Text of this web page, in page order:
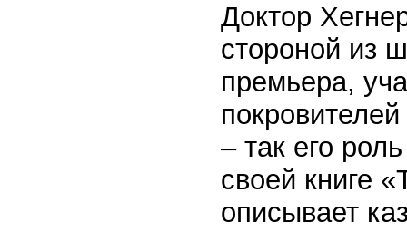
Доктор
стороной из
премьера,
– так его
своей книге
описывает